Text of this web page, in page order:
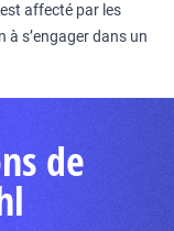
affecté par les
à s’engager dans un
de